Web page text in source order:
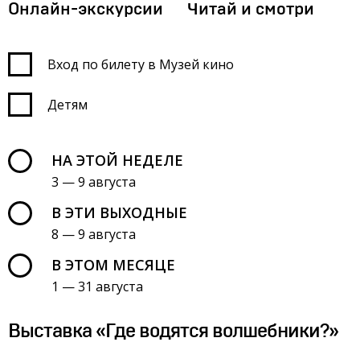
Онлайн-экскурсии Читай и смотри
Вход по билету в Музей кино
Детям
НА ЭТОЙ НЕДЕЛЕ
3 — 9 августа
В ЭТИ ВЫХОДНЫЕ
8 — 9 августа
В ЭТОМ МЕСЯЦЕ
1 — 31 августа
Выставка «Где водятся волшебники?»